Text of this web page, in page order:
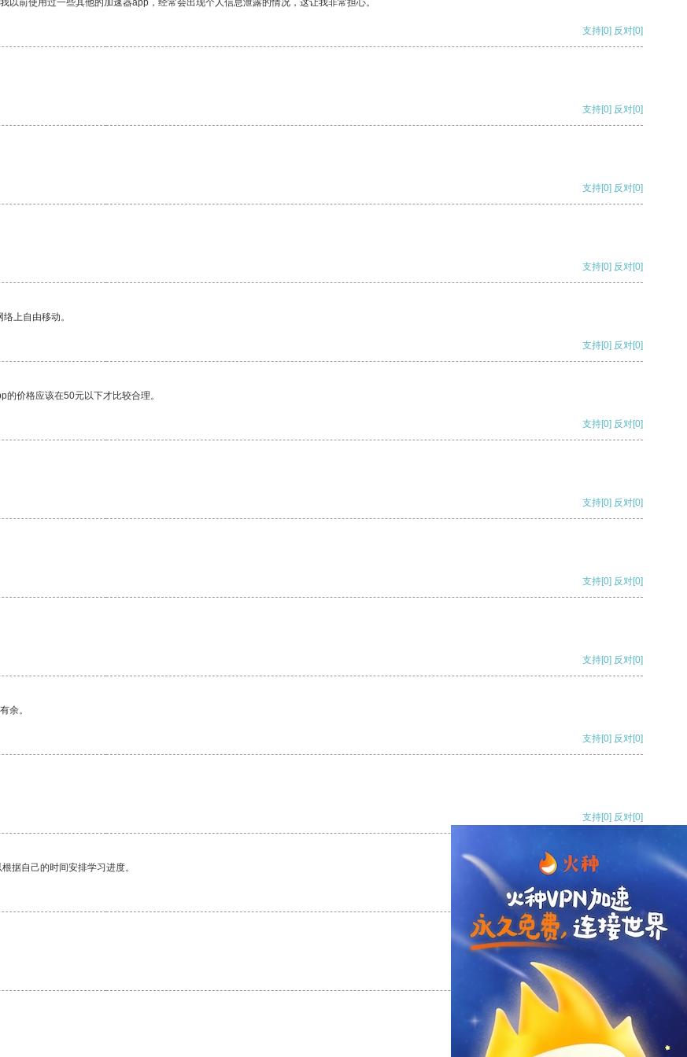
前使用过一些其他的加速器app，经常会出现个人信息泄露的情况，这让我非常担心。
支持[0] 反对[0]
支持[0] 反对[0]
支持[0] 反对[0]
支持[0] 反对[0]
上自由移动。
支持[0] 反对[0]
价格应该在50元以下才比较合理。
支持[0] 反对[0]
支持[0] 反对[0]
支持[0] 反对[0]
支持[0] 反对[0]
余。
支持[0] 反对[0]
支持[0] 反对[0]
据自己的时间安排学习进度。
支持[0] 反对
支持
反对 [0]